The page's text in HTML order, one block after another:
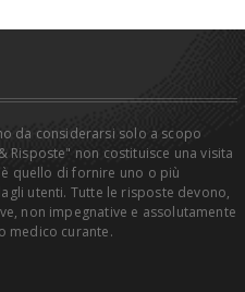
da considerarsi solo a scopo
Risposte" non costituisce una visita
quello di fornire uno o più
utenti. Tutte le risposte devono,
non impegnative e assolutamente
medico curante.